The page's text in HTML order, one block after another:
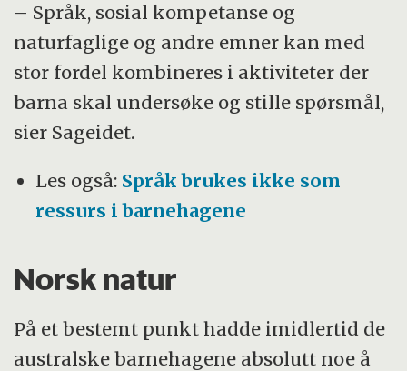
– Språk, sosial kompetanse og
naturfaglige og andre emner kan med
stor fordel kombineres i aktiviteter der
barna skal undersøke og stille spørsmål,
sier Sageidet.
Les også: Språk brukes ikke som
ressurs i barnehagene
Norsk natur
På et bestemt punkt hadde imidlertid de
australske barnehagene absolutt noe å